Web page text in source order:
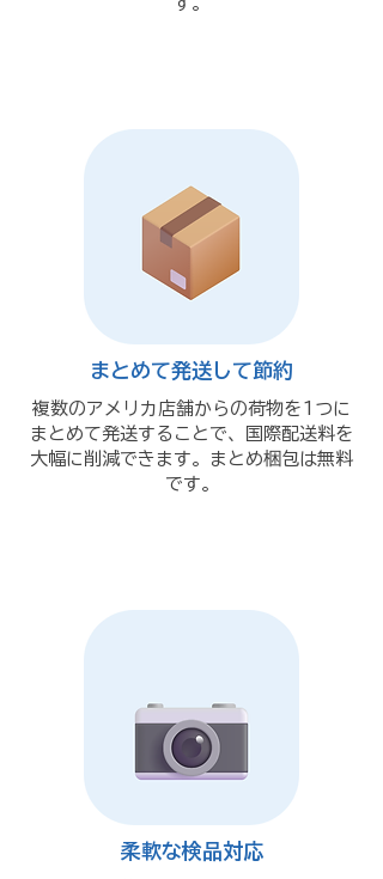
まとめて発送して節約
複数のアメリカ店舗からの荷物を1つに
まとめて発送することで、国際配送料を
大幅に削減できます。まとめ梱包は無料
です。
柔軟な検品対応